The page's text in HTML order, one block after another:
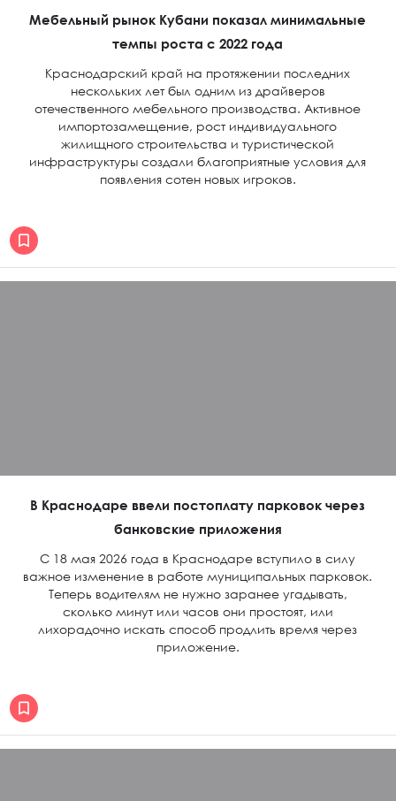
Мебельный рынок Кубани показал минимальные
темпы роста с 2022 года
Краснодарский край на протяжении последних
нескольких лет был одним из драйверов
отечественного мебельного производства. Активное
импортозамещение, рост индивидуального
жилищного строительства и туристической
инфраструктуры создали благоприятные условия для
появления сотен новых игроков.
В Краснодаре ввели постоплату парковок через
банковские приложения
С 18 мая 2026 года в Краснодаре вступило в силу
важное изменение в работе муниципальных парковок.
Теперь водителям не нужно заранее угадывать,
сколько минут или часов они простоят, или
лихорадочно искать способ продлить время через
приложение.